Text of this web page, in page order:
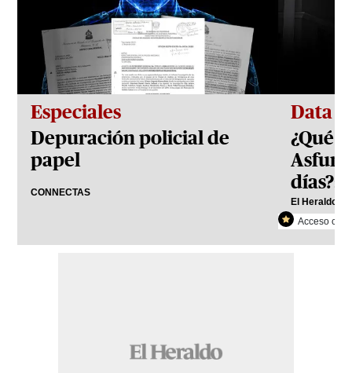
Especiales
Depuración policial de
papel
CONNECTAS
Data
¿Qué
días?:
El Heraldo
Acceso con